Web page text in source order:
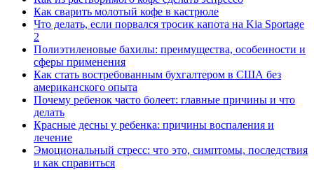
Как сварить молотый кофе в кастрюле
Что делать, если порвался тросик капота на Kia Sportage
2
Полиэтиленовые бахилы: преимущества, особенности и
сферы применения
Как стать востребованным бухгалтером в США без
американского опыта
Почему ребенок часто болеет: главные причины и что
делать
Красные десны у ребенка: причины воспаления и
лечение
Эмоциональный стресс: что это, симптомы, последствия
и как справиться